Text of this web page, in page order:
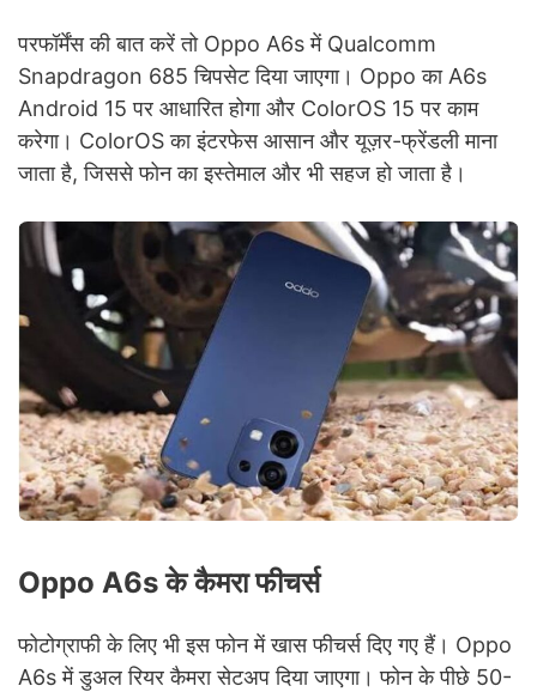
परफॉर्मेंस की बात करें तो Oppo A6s में Qualcomm
Snapdragon 685 चिपसेट दिया जाएगा। Oppo का A6s
Android 15 पर आधारित होगा और ColorOS 15 पर काम
करेगा। ColorOS का इंटरफेस आसान और यूज़र-फ्रेंडली माना
जाता है, जिससे फोन का इस्तेमाल और भी सहज हो जाता है।
Oppo A6s के कैमरा फीचर्स
फोटोग्राफी के लिए भी इस फोन में खास फीचर्स दिए गए हैं। Oppo
A6s में डुअल रियर कैमरा सेटअप दिया जाएगा। फोन के पीछे 50-